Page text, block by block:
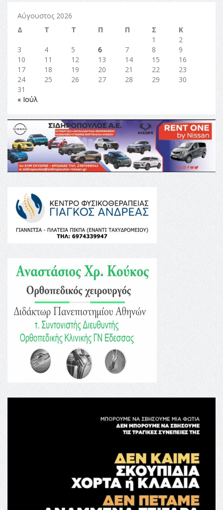
Αύγουστος 2026
Δ
Τ Τ Π Π Σ
Κ
1
2
3
4 5 6 7 8
9
10
11 12 13 14 15
16
17
18 19 20 21 22
23
24
25 26 27 28 29
30
31
« Ιούλ